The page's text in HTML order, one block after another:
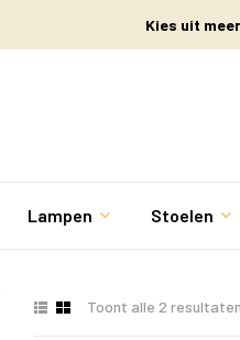
Kies uit
Lampen Stoelen
Toont alle 2 resultaten